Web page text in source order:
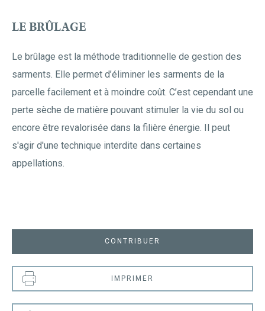
LE BRÛLAGE
Le brûlage est la méthode traditionnelle de gestion des
sarments. Elle permet d’éliminer les sarments de la
parcelle facilement et à moindre coût. C’est cependant une
perte sèche de matière pouvant stimuler la vie du sol ou
encore être revalorisée dans la filière énergie. Il peut
s'agir d'une technique interdite dans certaines
appellations.
CONTRIBUER
IMPRIMER